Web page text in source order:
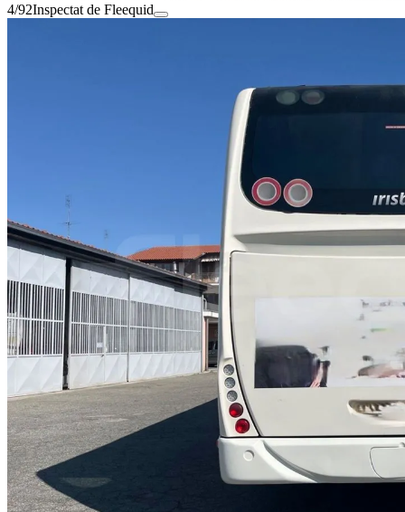
4/92Inspectat de Fleequid